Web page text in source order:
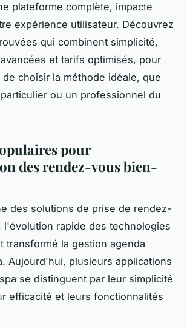
plateforme complète, impacte
expérience utilisateur. Découvrez
qui combinent simplicité,
et tarifs optimisés, pour
choisir la méthode idéale, que
ou un professionnel du
pour
des rendez-vous bien-
des solutions de prise de rendez-
rapide des technologies
transformé la gestion agenda
Aujourd'hui, plusieurs applications
se distinguent par leur simplicité
efficacité et leurs fonctionnalités